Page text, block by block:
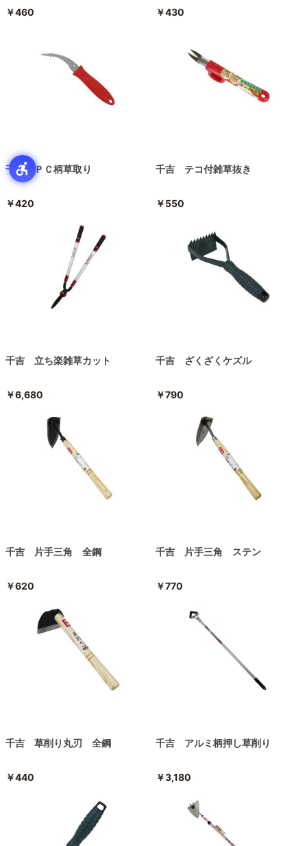
￥460 ￥430
千吉 ＰＣ柄草取り
￥420
千吉 テコ付雑草抜き
￥550
千吉 立ち楽雑草カット
￥6,680
千吉 ざくざくケズル
￥790
千吉 片手三角 全鋼
￥620
千吉 片手三角 ステン
￥770
千吉 草削り丸刃 全鋼
￥440
千吉 アルミ柄押し草削り
￥3,180